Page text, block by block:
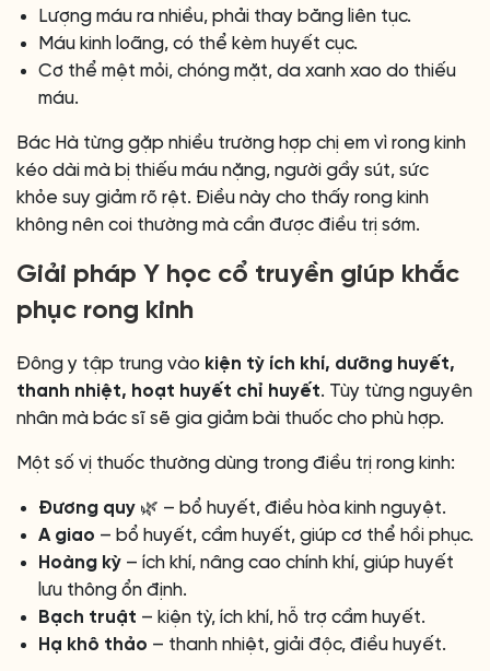
Lượng máu ra nhiều, phải thay băng liên tục.
Máu kinh loãng, có thể kèm huyết cục.
Cơ thể mệt mỏi, chóng mặt, da xanh xao do thiếu
máu.
Bác Hà từng gặp nhiều trường hợp chị em vì rong kinh
kéo dài mà bị thiếu máu nặng, người gầy sút, sức
khỏe suy giảm rõ rệt. Điều này cho thấy rong kinh
không nên coi thường mà cần được điều trị sớm.
Giải pháp Y học cổ truyền giúp khắc
phục rong kinh
Đông y tập trung vào kiện tỳ ích khí, dưỡng huyết,
thanh nhiệt, hoạt huyết chỉ huyết. Tùy từng nguyên
nhân mà bác sĩ sẽ gia giảm bài thuốc cho phù hợp.
Một số vị thuốc thường dùng trong điều trị rong kinh:
Đương quy 🌿 – bổ huyết, điều hòa kinh nguyệt.
A giao – bổ huyết, cầm huyết, giúp cơ thể hồi phục.
Hoàng kỳ – ích khí, nâng cao chính khí, giúp huyết
lưu thông ổn định.
Bạch truật – kiện tỳ, ích khí, hỗ trợ cầm huyết.
Hạ khô thảo – thanh nhiệt, giải độc, điều huyết.